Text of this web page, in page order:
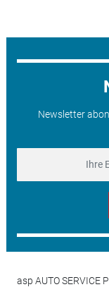
Newsletter
asp AUTO SERVICE